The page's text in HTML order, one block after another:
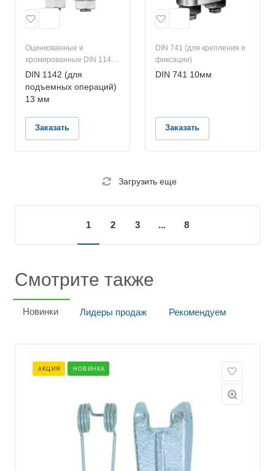
Оцинкованные и
хромированные DIN 1142
(для подъемных
DIN 1142 (для
подъемных операций)
13 мм
Заказать
DIN 741 (для крепления и
фиксации)
DIN 741 10мм
Заказать
Загрузить еще
1 2 3 ... 8
Смотрите также
Новинки Лидеры продаж Рекомендуем
АКЦИЯ НОВИНКА